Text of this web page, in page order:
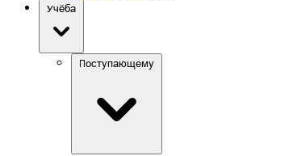
Учёба
Поступающему